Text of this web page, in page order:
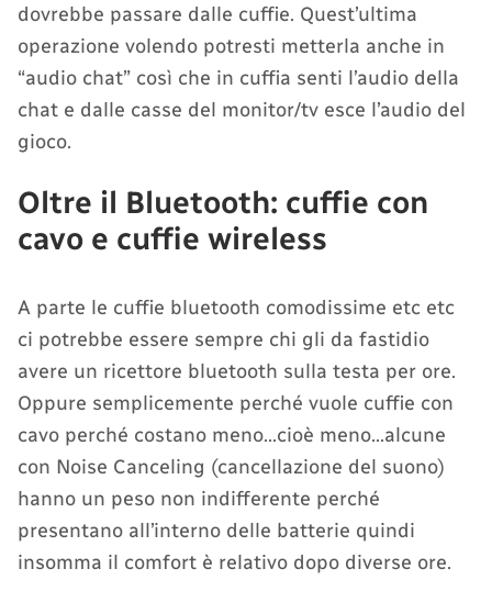
dovrebbe passare dalle cuffie. Quest’ultima
operazione volendo potresti metterla anche in
“audio chat” così che in cuffia senti l’audio della
chat e dalle casse del monitor/tv esce l’audio del
gioco.
Oltre il Bluetooth: cuffie con
cavo e cuffie wireless
A parte le cuffie bluetooth comodissime etc etc
ci potrebbe essere sempre chi gli da fastidio
avere un ricettore bluetooth sulla testa per ore.
Oppure semplicemente perché vuole cuffie con
cavo perché costano meno…cioè meno…alcune
con Noise Canceling (cancellazione del suono)
hanno un peso non indifferente perché
presentano all’interno delle batterie quindi
insomma il comfort è relativo dopo diverse ore.